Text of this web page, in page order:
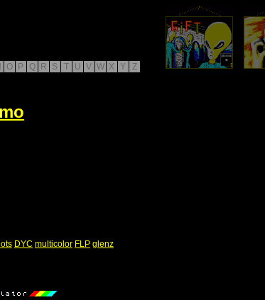
O P Q R S T U V W X Y Z
DYC multicolor FLP glenz